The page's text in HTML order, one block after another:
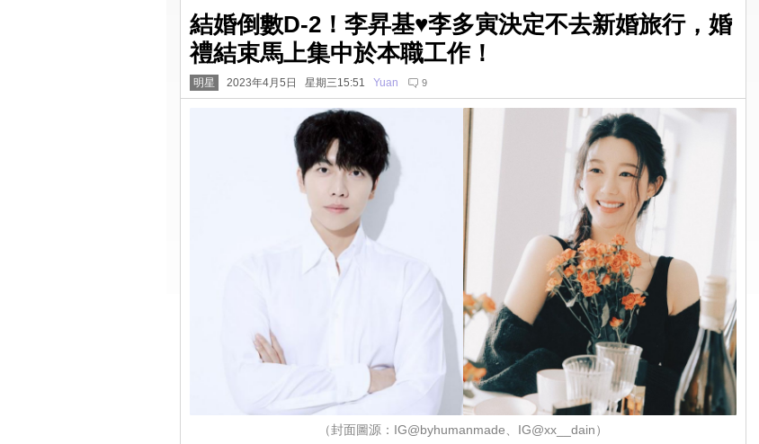
結婚倒數D-2！李昇基♥李多寅決定不去新婚旅行，婚
禮結束馬上集中於本職工作！
明星 2023年4月5日 星期三15:51 Yuan 9
（封面圖源：IG@byhumanmade、IG@xx__dain）